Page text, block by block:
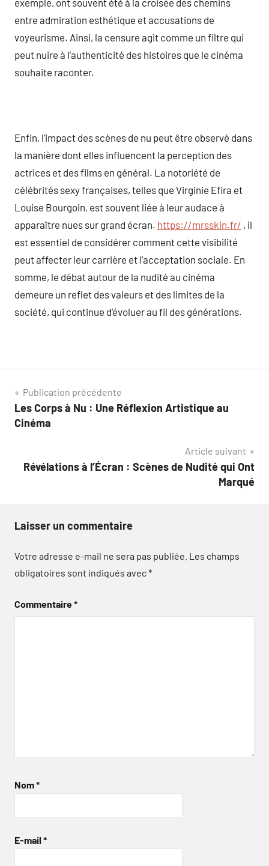
entre admiration esthétique et accusations de
voyeurisme. Ainsi, la censure agit comme un filtre qui
peut nuire à l’authenticité des histoires que le cinéma
souhaite raconter.
Enfin, l’impact des scènes de nu peut être observé dans
la manière dont elles influencent la perception des
actrices et des films en général. La notoriété de
célébrités sexy françaises, telles que Virginie Efira et
Louise Bourgoin, est souvent liée à leur audace à
apparaître nues sur grand écran. https://mrsskin.fr/ , il
est essentiel de considérer comment cette visibilité
peut affecter leur carrière et l’acceptation sociale. En
somme, le débat autour de la nudité au cinéma
demeure un reflet des valeurs et des limites de la
société, qui continue d’évoluer au fil des générations.
Navigation
de
Publication précédente
Les Corps à Nu : Une Réflexion Artistique au
Cinéma
Article suivant
Révélations à l’Écran : Scènes de Nudité qui Ont
Marqué
Laisser un commentaire
Votre adresse e-mail ne sera pas publiée. Les champs
obligatoires sont indiqués avec*
Commentaire*
Nom*
E-mail *